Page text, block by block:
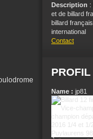
Description :
et de billard
billard
international
Contact
PROFIL
Name : jp81